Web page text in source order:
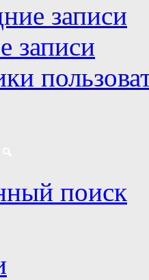
записи
записи
поиск